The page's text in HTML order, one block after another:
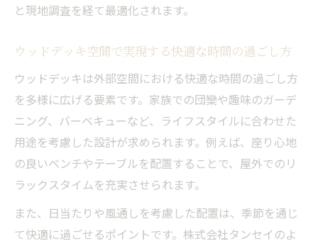
と現地調査を経て最適化されます。
ウッドデッキ空間で実現する快適な時間の過ごし方
ウッドデッキは外部空間における快適な時間の過ごし方
を多様に広げる要素です。家族での団欒や趣味のガーデ
ニング、バーベキューなど、ライフスタイルに合わせた
用途を考慮した設計が求められます。例えば、座り心地
の良いベンチやテーブルを配置することで、屋外でのリ
ラックスタイムを充実させられます。
また、日当たりや風通しを考慮した配置は、季節を通じ
て快適に過ごせるポイントです。株式会社タンセイのよ